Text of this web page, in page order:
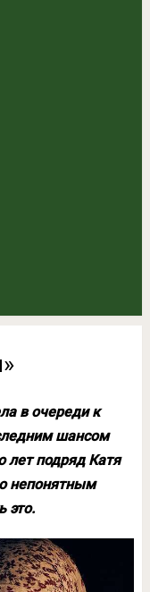
в очереди к
шансом
подряд Катя
непонятным
это.